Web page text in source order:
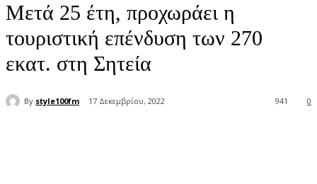
Μετά 25 έτη, προχωράει η
τουριστική επένδυση των 270
εκατ. στη Σητεία
By style100fm 17 Δεκεμβρίου, 2022 0
941